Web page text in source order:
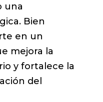
una
Bien
en un
mejora la
y fortalece la
del